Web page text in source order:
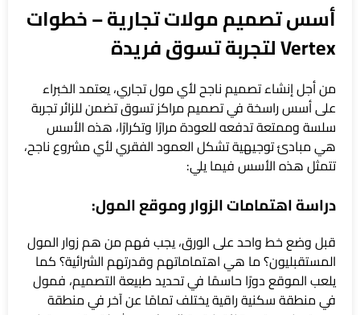
أسس تصميم مولات تجارية – خطوات
Vertex لتجربة تسوق فريدة
من أجل إنشاء تصميم ناجح لأي مول تجاري، يعتمد الخبراء
على أسس راسخة في تصميم مراكز تسوق تضمن للزائر تجربة
سلسة وممتعة تدفعه للعودة مرارًا وتكرارًا، هذه الأسس
هي مبادئ توجيهية تشكل العمود الفقري لأي مشروع ناجح،
تتمثل هذه الأسس فيما يلي:
دراسة اهتمامات الزوار وموقع المول:
قبل وضع خط واحد على الورق، يجب فهم من هم زوار المول
المستقبليون؟ ما هي اهتماماتهم وقدرتهم الشرائية؟ كما
يلعب الموقع دورًا حاسمًا في تحديد طبيعة التصميم، فمول
في منطقة سكنية راقية يختلف تمامًا عن آخر في منطقة